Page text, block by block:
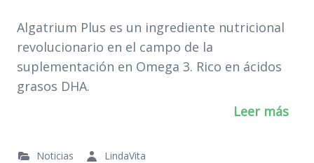
Algatrium Plus es un ingrediente nutricional
revolucionario en el campo de la
suplementación en Omega 3. Rico en ácidos
grasos DHA.
Leer más
Noticias LindaVita